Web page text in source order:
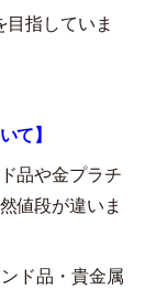
指していま
て】
品や金プラチ
値段が違いま
ド品・貴金属